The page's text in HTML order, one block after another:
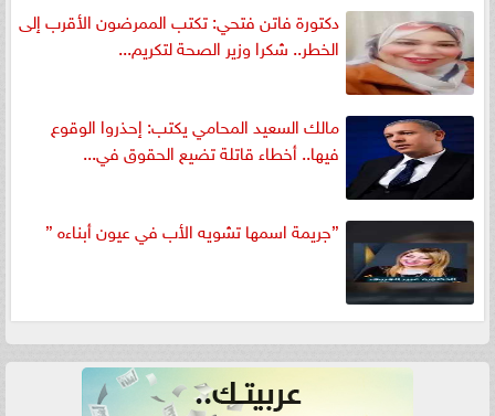
دكتورة فاتن فتحي: تكتب الممرضون الأقرب إلى
الخطر.. شكرا وزير الصحة لتكريم...
مالك السعيد المحامي يكتب: إحذروا الوقوع
فيها.. أخطاء قاتلة تضيع الحقوق في...
”جريمة اسمها تشويه الأب في عيون أبناءه ”